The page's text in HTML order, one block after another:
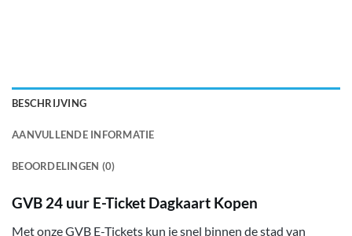
BESCHRIJVING
AANVULLENDE INFORMATIE
BEOORDELINGEN (0)
GVB 24 uur E-Ticket Dagkaart Kopen
Met onze GVB E-Tickets kun je snel binnen de stad van